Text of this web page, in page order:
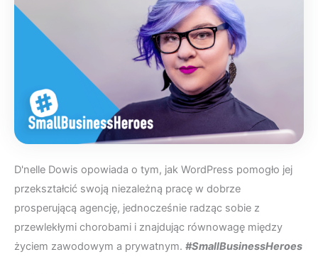
D'nelle Dowis opowiada o tym, jak WordPress pomogło jej
przekształcić swoją niezależną pracę w dobrze
prosperującą agencję, jednocześnie radząc sobie z
przewlekłymi chorobami i znajdując równowagę między
życiem zawodowym a prywatnym. #SmallBusinessHeroes